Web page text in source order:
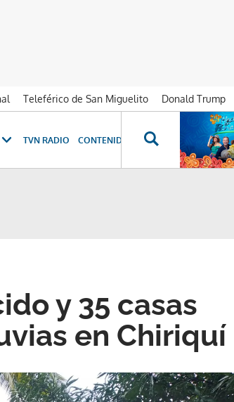
Teleférico de San Miguelito
Donald Trump
TVN RADIO CONTENIDOS ESPECIALES
y 35 casas
en Chiriquí